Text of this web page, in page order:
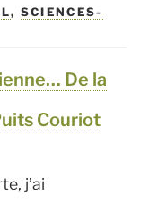
»
, SCIENCES-
De la
Couriot
j’ai